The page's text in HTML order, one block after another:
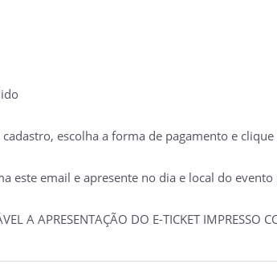
escolha a forma de pagamento e
este email e apresente no dia e local do
A APRESENTAÇÃO DO E-TICKET IMPRESSO